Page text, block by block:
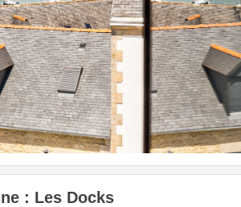
: Les Docks